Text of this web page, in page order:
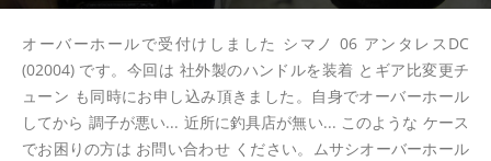
オーバーホールで受付けしました シマノ 06 アンタレスDC
(02004) です。今回は 社外製のハンドルを装着 とギア比変更チ
ューン も同時にお申し込み頂きました。自身でオーバーホール
してから 調子が悪い... 近所に釣具店が無い... このような ケース
でお困りの方は お問い合わせ ください。ムサシオーバーホール